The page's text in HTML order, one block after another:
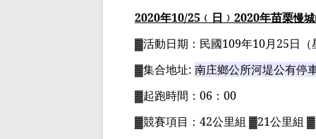
2020年10/25 ﹙日﹚ 2020年苗栗慢
▓活動日期： 民國109年10月25日
▓集合地址: 南庄鄉公所河堤公有停
▓起跑時間： 06 ： 00
▓競賽項目： 42公里組 ▓21公里組